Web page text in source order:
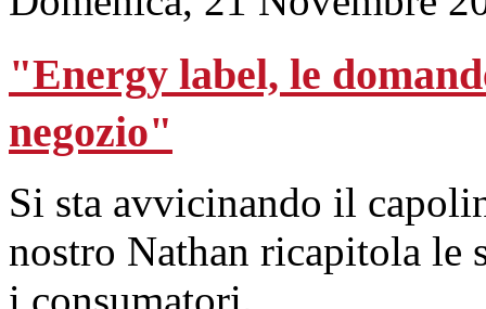
"Energy label, le
negozio"
Si sta avvicinando il
nostro Nathan ricapitola le
i consumatori.